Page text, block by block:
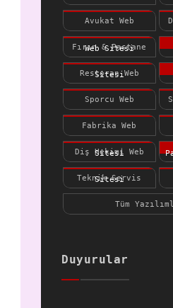
E-Kitap
Siteleri
Avukat Web
Sitesi
Fırın & Pastane
Web Sitesi
Restoran Web
Sitesi
Sporcu Web
Sitesi
Fabrika Web
Sitesi
Diş Hekimi Web
Sitesi
Teknik Servis
Web Sitesi
Tüm
Duyurular